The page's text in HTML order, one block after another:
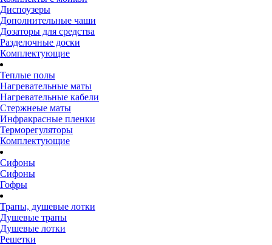
Диспоузеры
Дополнительные чаши
Дозаторы для средства
Разделочные доски
Комплектующие
Теплые полы
Нагревательные маты
Нагревательные кабели
Стержнеые маты
Инфракрасные пленки
Терморегуляторы
Комплектующие
Сифоны
Сифоны
Гофры
Трапы, душевые лотки
Душевые трапы
Душевые лотки
Решетки